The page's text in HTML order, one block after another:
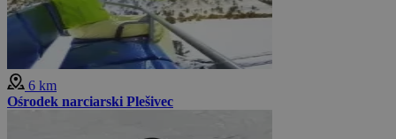
6 km
Ośrodek narciarski Plešivec